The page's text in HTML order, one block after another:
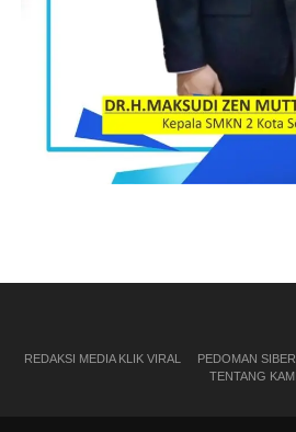
REDAKSI MEDIA KLIK VIRAL PEDOMAN SIBER
TENTANG KAMI